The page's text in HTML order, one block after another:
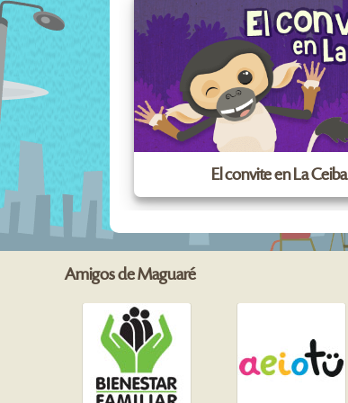
El convite en La Ceiba
Amigos de Maguaré